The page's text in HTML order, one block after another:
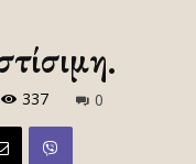
337 0